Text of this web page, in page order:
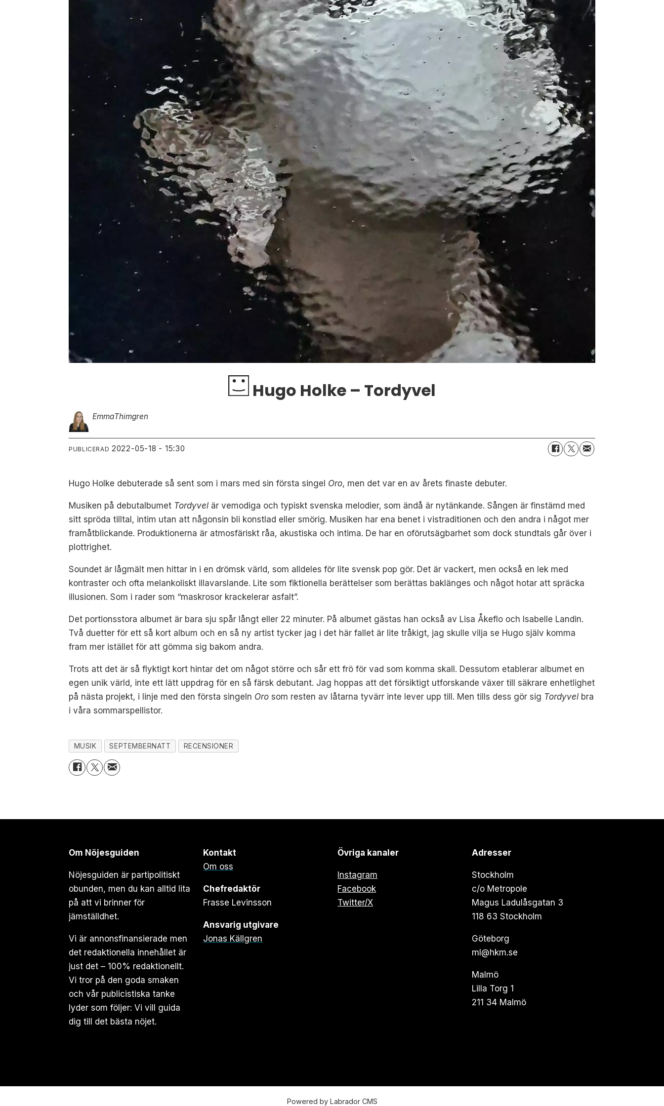
Hugo Holke – Tordyvel
EmmaThimgren
PUBLICERAD 2022-05-18 - 15:30
Hugo Holke debuterade så sent som i mars med sin första singel Oro, men det var en av årets finaste debuter.
Musiken på debutalbumet Tordyvel är vemodiga och typiskt svenska melodier, som ändå är nytänkande. Sången är finstämd med
sitt spröda tilltal, intim utan att någonsin bli konstlad eller smörig. Musiken har ena benet i vistraditionen och den andra i något mer
framåtblickande. Produktionerna är atmosfäriskt råa, akustiska och intima. De har en oförutsägbarhet som dock stundtals går över i
plottrighet.
Soundet är lågmält men hittar in i en drömsk värld, som alldeles för lite svensk pop gör. Det är vackert, men också en lek med
kontraster och ofta melankoliskt illavarslande. Lite som fiktionella berättelser som berättas baklänges och något hotar att spräcka
illusionen. Som i rader som “maskrosor krackelerar asfalt”.
Det portionsstora albumet är bara sju spår långt eller 22 minuter. På albumet gästas han också av Lisa Åkeflo och Isabelle Landin.
Två duetter för ett så kort album och en så ny artist tycker jag i det här fallet är lite tråkigt, jag skulle vilja se Hugo själv komma
fram mer istället för att gömma sig bakom andra.
Trots att det är så flyktigt kort hintar det om något större och sår ett frö för vad som komma skall. Dessutom etablerar albumet en
egen unik värld, inte ett lätt uppdrag för en så färsk debutant. Jag hoppas att det försiktigt utforskande växer till säkrare enhetlighet
på nästa projekt, i linje med den första singeln Oro som resten av låtarna tyvärr inte lever upp till. Men tills dess gör sig Tordyvel bra
i våra sommarspellistor.
MUSIK SEPTEMBERNATT RECENSIONER
Om Nöjesguiden
Nöjesguiden är partipolitiskt
obunden, men du kan alltid lita
på att vi brinner för
jämställdhet.
Vi är annonsfinansierade men
det redaktionella innehållet är
just det – 100% redaktionellt.
Vi tror på den goda smaken
och vår publicistiska tanke
lyder som följer: Vi vill guida
dig till det bästa nöjet.
Kontakt
Om oss
Chefredaktör
Frasse Levinsson
Ansvarig utgivare
Jonas Källgren
Övriga kanaler
Instagram
Facebook
Twitter/X
Adresser
Stockholm
c/o Metropole
Magus Ladulåsgatan 3
118 63 Stockholm
Göteborg
ml@hkm.se
Malmö
Lilla Torg 1
211 34 Malmö
Powered by Labrador CMS